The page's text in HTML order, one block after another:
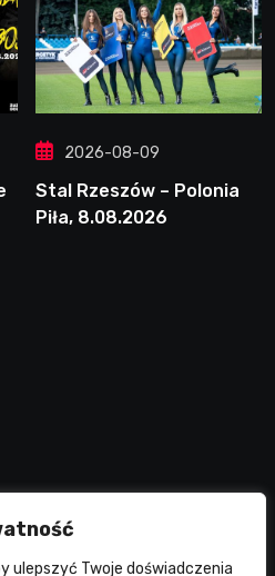
ulepszyć Twoje doświadczenia
2026-08-09
Stal Rzeszów – Polonia
Piła, 8.08.2026